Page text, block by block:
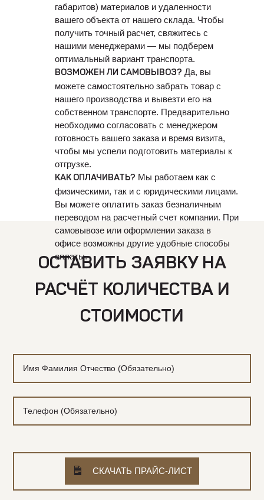
габаритов) материалов и удаленности
вашего объекта от нашего склада. Чтобы
получить точный расчет, свяжитесь с
нашими менеджерами — мы подберем
оптимальный вариант транспорта.
ВОЗМОЖЕН ЛИ САМОВЫВОЗ? Да, вы
можете самостоятельно забрать товар с
нашего производства и вывезти его на
собственном транспорте. Предварительно
необходимо согласовать с менеджером
готовность вашего заказа и время визита,
чтобы мы успели подготовить материалы к
отгрузке.
КАК ОПЛАЧИВАТЬ? Мы работаем как с
физическими, так и с юридическими лицами.
Вы можете оплатить заказ безналичным
переводом на расчетный счет компании. При
самовывозе или оформлении заказа в
офисе возможны другие удобные способы
оплаты.
ОСТАВИТЬ ЗАЯВКУ НА
РАСЧЁТ КОЛИЧЕСТВА И
СТОИМОСТИ
СКАЧАТЬ ПРАЙС-ЛИСТ